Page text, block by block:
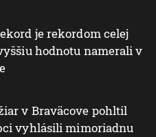
je rekordom celej
hodnotu namerali v
v Braväcove pohltil
vyhlásili mimoriadnu